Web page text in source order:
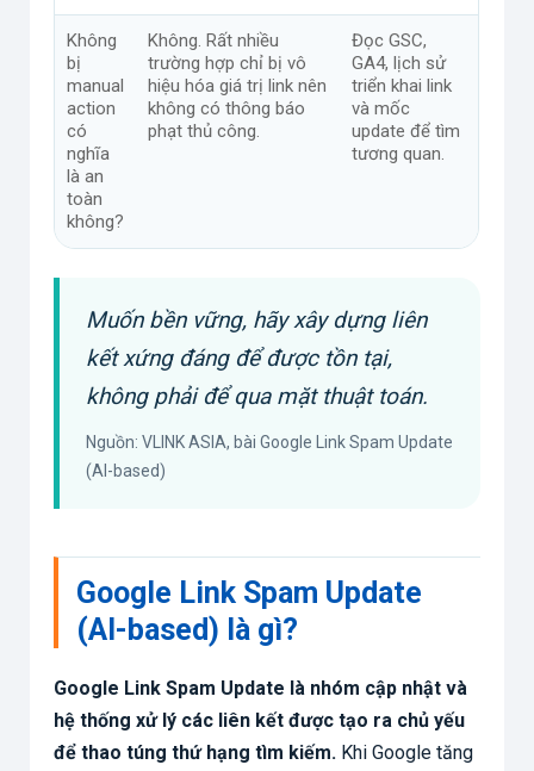
Không
bị
manual
action
có
nghĩa
là an
toàn
không?
Không. Rất nhiều
trường hợp chỉ bị vô
hiệu hóa giá trị link nên
không có thông báo
phạt thủ công.
Đọc GSC,
GA4, lịch sử
triển khai link
và mốc
update để tìm
tương quan.
Muốn bền vững, hãy xây dựng liên
kết xứng đáng để được tồn tại,
không phải để qua mặt thuật toán.
Nguồn: VLINK ASIA, bài Google Link Spam Update
(AI-based)
Google Link Spam Update
(AI-based) là gì?
Google Link Spam Update là nhóm cập nhật và
hệ thống xử lý các liên kết được tạo ra chủ yếu
để thao túng thứ hạng tìm kiếm. Khi Google tăng